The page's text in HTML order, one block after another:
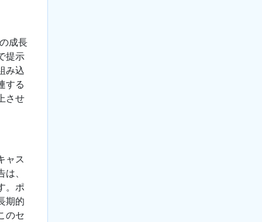
成長
提示
み込
する
させ
ャス
、
。ポ
期的
のセ